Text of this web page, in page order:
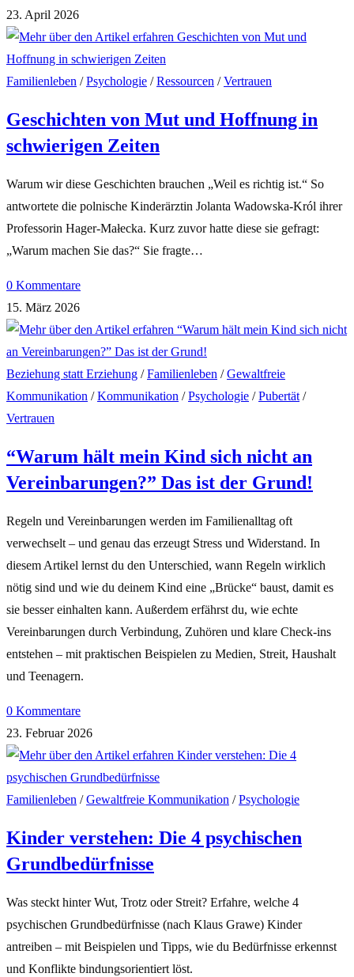
23. April 2026
Familienleben /Psychologie /Ressourcen /Vertrauen
Geschichten von Mut und Hoffnung in
schwierigen Zeiten
Warum wir diese Geschichten brauchen „Weil es richtig ist.“ So
antwortete die polnische Kinderärztin Jolanta Wadowska-Król ihrer
Professorin Hager-Małecka. Kurz zuvor hatte diese sie gefragt:
„Warum machen Sie das?“ Sie fragte…
0 Kommentare
15. März 2026
Beziehung statt Erziehung /Familienleben /Gewaltfreie
Kommunikation /Kommunikation /Psychologie /Pubertät /
Vertrauen
“Warum hält mein Kind sich nicht an
Vereinbarungen?” Das ist der Grund!
Regeln und Vereinbarungen werden im Familienalltag oft
verwechselt – und genau das erzeugt Stress und Widerstand. In
diesem Artikel lernst du den Unterschied, wann Regeln wirklich
nötig sind und wie du deinem Kind eine „Brücke“ baust, damit es
sie besser einhalten kann. Außerdem erfährst du, wie echte
Vereinbarungen durch Verbindung, Zuhören und klare Check-ins
entstehen – mit praktischen Beispielen zu Medien, Streit, Haushalt
und Teenagern.
0 Kommentare
23. Februar 2026
Familienleben /Gewaltfreie Kommunikation /Psychologie
Kinder verstehen: Die 4 psychischen
Grundbedürfnisse
Was steckt hinter Wut, Trotz oder Streit? Erfahre, welche 4
psychischen Grundbedürfnisse (nach Klaus Grawe) Kinder
antreiben – mit Beispielen und Tipps, wie du Bedürfnisse erkennst
und Konflikte bindungsorientiert löst.